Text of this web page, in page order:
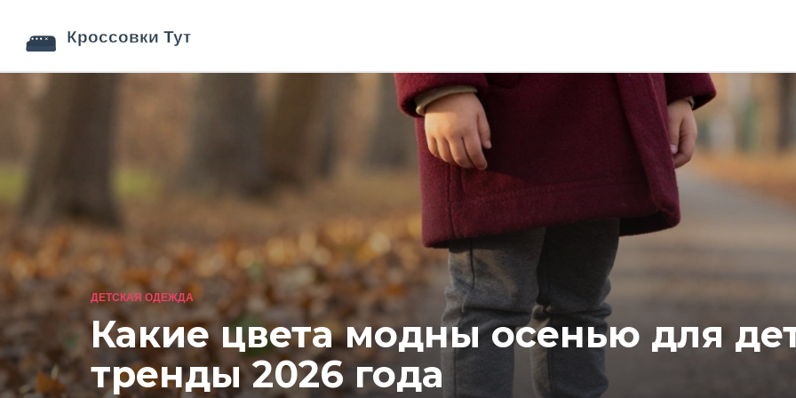
ДЕТСКАЯ ОДЕЖДА
Какие цвета модны осенью для
тренды 2026 года